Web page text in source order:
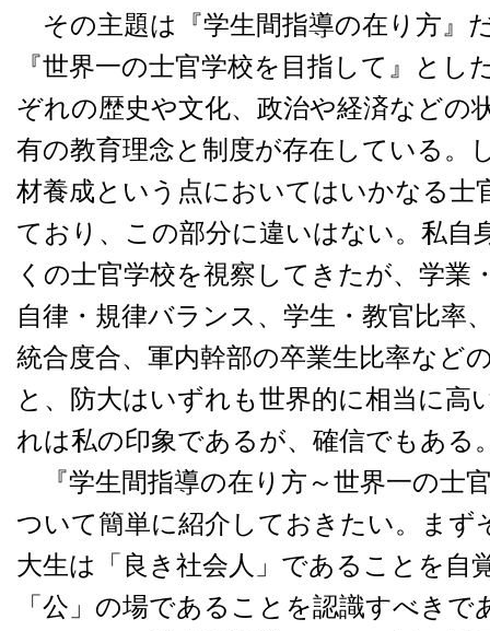
その主題は『学生間指導の在り方』
『世界一の士官学校を目指して』とし
ぞれの歴史や文化、政治や経済などの
有の教育理念と制度が存在している。
材養成という点においてはいかなる士
ており、この部分に違いはない。私自
くの士官学校を視察してきたが、学業
自律・規律バランス、学生・教官比率
統合度合、軍内幹部の卒業生比率など
と、防大はいずれも世界的に相当に高
れは私の印象であるが、確信でもある
『学生間指導の在り方～世界一の士
ついて簡単に紹介しておきたい。まず
大生は「良き社会人」であることを自
「公」の場であることを認識すべき